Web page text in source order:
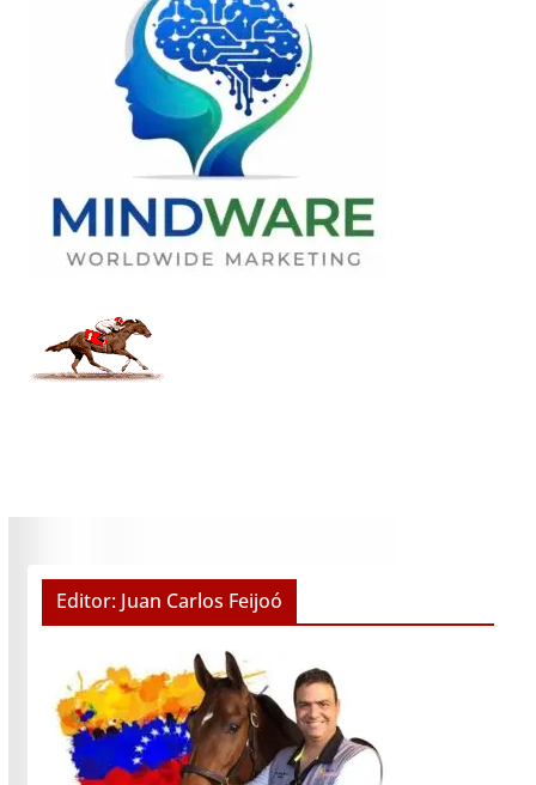
Editor: Juan Carlos Feijoó